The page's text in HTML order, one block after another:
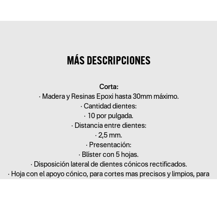
MÁS DESCRIPCIONES
Corta:
• Madera y Resinas Epoxi hasta 30mm máximo.
• Cantidad dientes:
• 10 por pulgada.
• Distancia entre dientes:
• 2,5 mm.
• Presentación:
• Blíster con 5 hojas.
• Disposición lateral de dientes cónicos rectificados.
• Hoja con el apoyo cónico, para cortes mas precisos y limpios, para